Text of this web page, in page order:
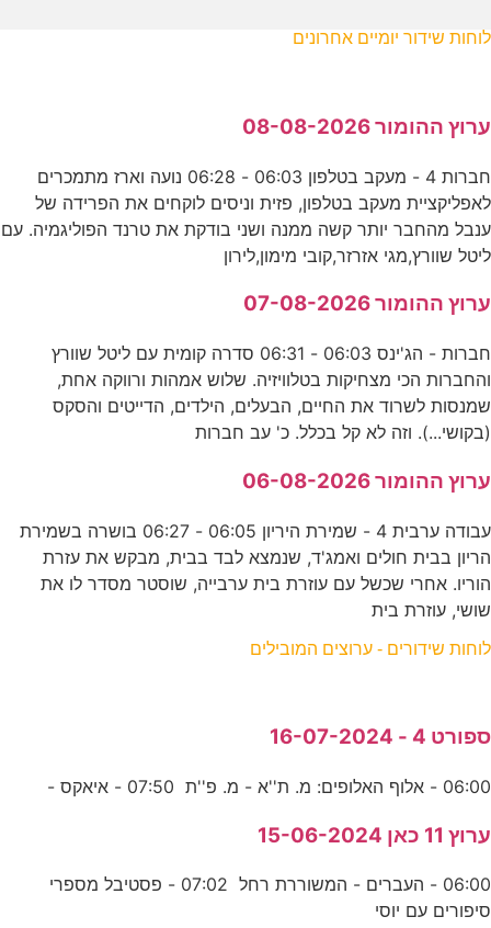
לוחות שידור יומיים אחרונים
ערוץ ההומור 08-08-2026
חברות 4 - מעקב בטלפון 06:03 - 06:28 נועה וארז מתמכרים
לאפליקציית מעקב בטלפון, פזית וניסים לוקחים את הפרידה של
ענבל מהחבר יותר קשה ממנה ושני בודקת את טרנד הפוליגמיה. עם
ליטל שוורץ,מגי אזרזר,קובי מימון,לירון
ערוץ ההומור 07-08-2026
חברות - הג'ינס 06:03 - 06:31 סדרה קומית עם ליטל שוורץ
והחברות הכי מצחיקות בטלוויזיה. שלוש אמהות ורווקה אחת,
שמנסות לשרוד את החיים, הבעלים, הילדים, הדייטים והסקס
(בקושי...). וזה לא קל בכלל. כ' עב חברות
ערוץ ההומור 06-08-2026
עבודה ערבית 4 - שמירת היריון 06:05 - 06:27 בושרה בשמירת
הריון בבית חולים ואמג'ד, שנמצא לבד בבית, מבקש את עזרת
הוריו. אחרי שכשל עם עוזרת בית ערבייה, שוסטר מסדר לו את
שושי, עוזרת בית
לוחות שידורים - ערוצים המובילים
ספורט 4 - 16-07-2024
06:00 - אלוף האלופים: מ. ת''א - מ. פ''ת 07:50 - איאקס -
ערוץ 11 כאן 15-06-2024
06:00 - העברים - המשוררת רחל 07:02 - פסטיבל מספרי
סיפורים עם יוסי